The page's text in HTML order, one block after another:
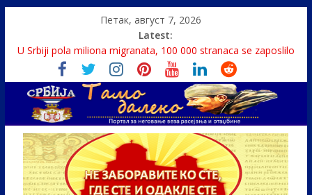
Петак, август 7, 2026
Latest:
U Srbiji pola miliona migranata, 100 000 stranaca se zaposlilo
Како је „Господар књига“ проглашен народним
непријатељем
Čije je pravo na istinu o Nikoli Tesli?
Srbin zaspao na Dunavu, reka ga odnela u Rumuniju
Politika i seks glavne teme srpskih medija